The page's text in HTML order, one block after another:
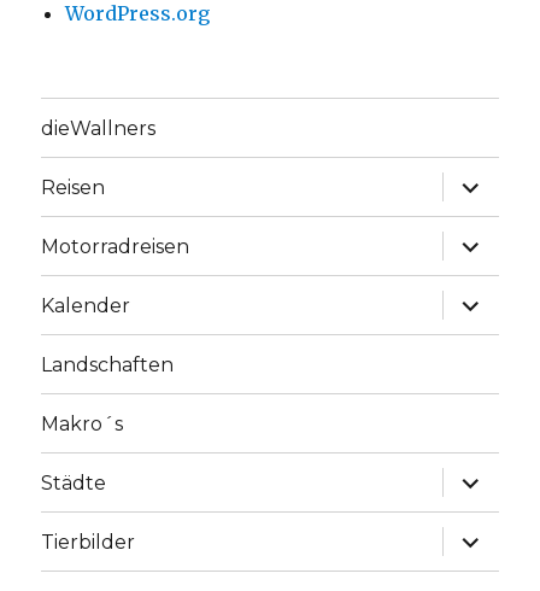
WordPress.org
dieWallners
Reisen
Motorradreisen
Kalender
Landschaften
Makro´s
Städte
Tierbilder